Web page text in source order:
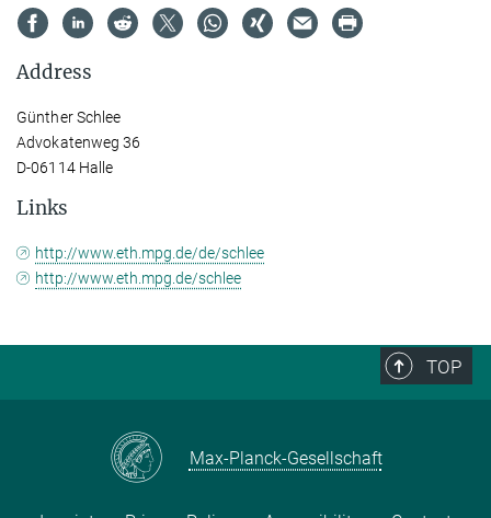
Address
Günther Schlee
Advokatenweg 36
D-06114 Halle
Links
http://www.eth.mpg.de/de/schlee
http://www.eth.mpg.de/schlee
TOP
Max-Planck-Gesellschaft